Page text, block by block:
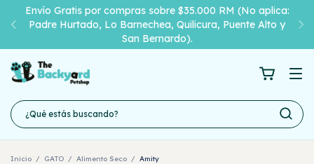
Envío Gratis por compras sobre $35.000 RM (No aplica:
Padre Hurtado, Lo Barnechea, Quilicura, Puente Alto y
San Bernardo).
Inicio / GATO / Alimento Seco / Amity